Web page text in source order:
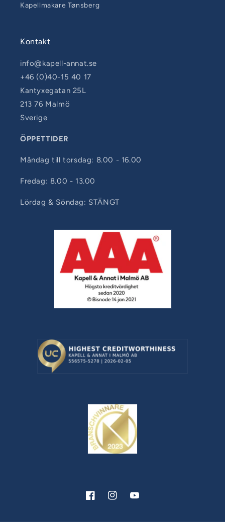
Kapellmakare Tønsberg
Kontakt
info@kapell-annat.se
+46 (0)40-15 40 17
Kantyxegatan 25L
213 76 Malmö
Sverige
ÖPPETTIDER
Måndag till torsdag: 8.00 - 16.00
Fredag: 8.00 - 13.00
Lördag & Söndag: STÄNGT
FacebookInstagramYouTube